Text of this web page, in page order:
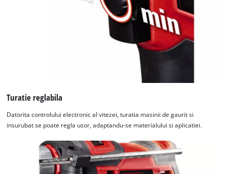
Turatie reglabila
Datorita controlului electronic al vitezei, turatia masinii de gaurit si
insurubat se poate regla usor, adaptandu-se materialului si aplicatiei.